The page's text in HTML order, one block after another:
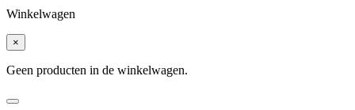
Winkelwagen
×
Geen producten in de winkelwagen.